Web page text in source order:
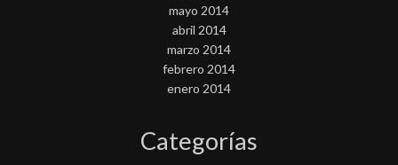
mayo 2014
abril 2014
marzo 2014
febrero 2014
enero 2014
Categorías